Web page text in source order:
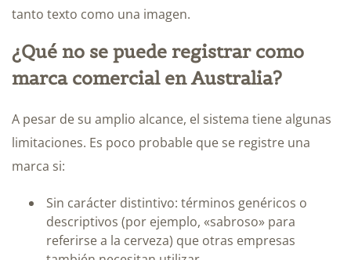
tanto texto como una imagen.
¿Qué no se puede registrar como
marca comercial en Australia?
A pesar de su amplio alcance, el sistema tiene algunas
limitaciones. Es poco probable que se registre una
marca si:
Sin carácter distintivo: términos genéricos o
descriptivos (por ejemplo, «sabroso» para
referirse a la cerveza) que otras empresas